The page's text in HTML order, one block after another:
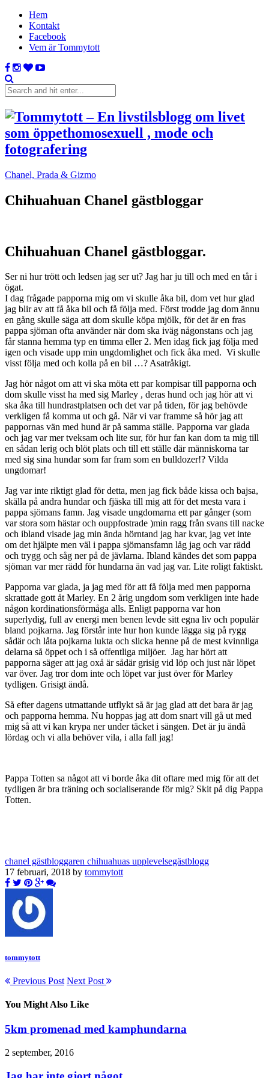
Hem
Kontakt
Facebook
Vem är Tommytott
Chanel, Prada & Gizmo
Chihuahuan Chanel gästbloggar
Chihuahuan Chanel gästbloggar.
Ser ni hur trött och ledsen jag ser ut? Jag har ju till och med en tår i
ögat.
I dag frågade papporna mig om vi skulle åka bil, dom vet hur glad
jag blir av att få åka bil och få följa med. Först trodde jag dom ännu
en gång skulle säga att dom skulle köpa mjölk, för det är en fras
pappa sjöman ofta använder när dom ska iväg någonstans och jag
får stanna hemma typ en timma eller 2. Men idag fick jag följa med
igen och visade upp min ungdomlighet och fick åka med. Vi skulle
visst följa med och kolla på en bil …? Asatråkigt.
Jag hör något om att vi ska möta ett par kompisar till papporna och
dom skulle visst ha med sig Marley , deras hund och jag hör att vi
ska åka till hundrastplatsen och det var på tiden, för jag behövde
verkligen få komma ut och gå. När vi var framme så hör jag att
pappornas vän med hund är på samma ställe. Papporna var glada
och jag var mer tveksam och lite sur, för hur fan kan dom ta mig till
en sådan lerig och blöt plats och till ett ställe där människorna tar
med sig sina hundar som far fram som en bulldozer!? Vilda
ungdomar!
Jag var inte riktigt glad för detta, men jag fick både kissa och bajsa,
skälla på andra hundar och fjäska till mig att för det mesta vara i
pappa sjömans famn. Jag visade ungdomarna ett par gånger (som
var stora som hästar och ouppfostrade )min ragg från svans till nacke
och ibland visade jag min ända hörntand jag har kvar, jag vet inte
om det hjälpte men väl i pappa sjömansfamn låg jag och var rädd
och trygg och såg ner på de jävlarna. Ibland kändes det som pappa
sjöman var mer rädd för hundarna än vad jag var. Lite roligt faktiskt.
Papporna var glada, ja jag med för att få följa med men papporna
skrattade gott åt Marley. En 2 årig ungdom som verkligen inte hade
någon kordinationsförmåga alls. Enligt papporna var hon
superlydig, full av energi men benen levde sitt egna liv och populär
bland pojkarna. Jag förstår inte hur hon kunde lägga sig på rygg
sådär och låta pojkarna lukta och slicka henne på de mest kvinnliga
delarna så öppet och i så offentliga miljöer. Jag har hört att
papporna säger att jag oxå är sådär grisig vid löp och just när löpet
var över. Jag tror dom inte och löpet var just över för Marley
tydligen. Grisigt ändå.
Så efter dagens utmattande utflykt så är jag glad att det bara är jag
och papporna hemma. Nu hoppas jag att dom snart vill gå ut med
mig så att vi kan krypa ner under täcket i sängen. Det är ju ändå
lördag och vi alla behöver vila, i alla fall jag!
Pappa Totten sa något att vi borde åka dit oftare med mig för att det
tydligen är bra träning och socialiserande för mig? Skit på dig Pappa
Totten.
chanel gästbloggaren chihuahuas upplevelsegästblogg
17 februari, 2018 by tommytott
tommytott
Previous Post Next Post
You Might Also Like
5km promenad med kamphundarna
2 september, 2016